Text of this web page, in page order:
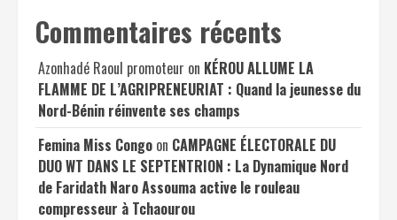
Commentaires récents
Azonhadé Raoul promoteur on KÉROU ALLUME LA
FLAMME DE L’AGRIPRENEURIAT : Quand la jeunesse du
Nord-Bénin réinvente ses champs
Femina Miss Congo on CAMPAGNE ÉLECTORALE DU
DUO WT DANS LE SEPTENTRION : La Dynamique Nord
de Faridath Naro Assouma active le rouleau
compresseur à Tchaourou